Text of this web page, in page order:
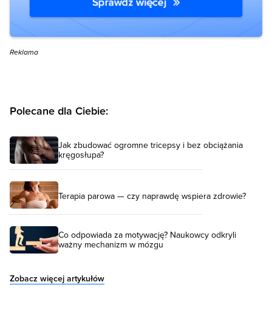
Reklama
Polecane dla Ciebie:
Jak zbudować ogromne tricepsy i bez obciążania
kręgosłupa?
Terapia parowa — czy naprawdę wspiera zdrowie?
Co odpowiada za motywację? Naukowcy odkryli
ważny mechanizm w mózgu
Zobacz więcej artykułów